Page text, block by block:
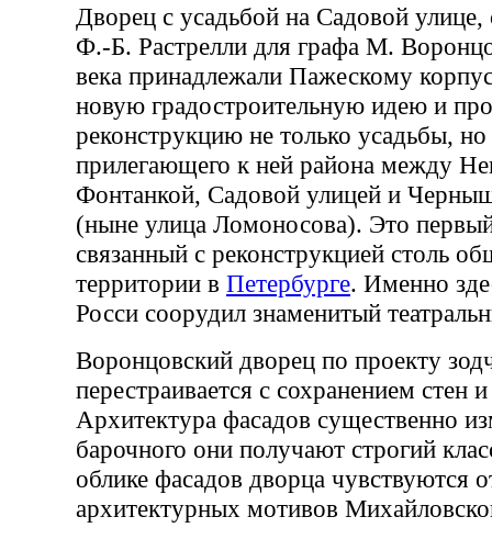
Дворец с усадьбой на Садовой улице,
Ф.-Б. Растрелли для графа М.
века принадлежали Пажескому
новую градостроительную идею и
реконструкцию не только усадьбы,
прилегающего к ней района между
Фонтанкой, Садовой улицей и
(ныне улица Ломоносова). Это
связанный с реконструкцией столь
территории в Петербурге. Именно
Росси соорудил знаменитый
Воронцовский дворец по проекту
перестраивается с сохранением стен
Архитектура фасадов существенно
барочного они получают строгий
облике фасадов дворца чувствуются
архитектурных мотивов